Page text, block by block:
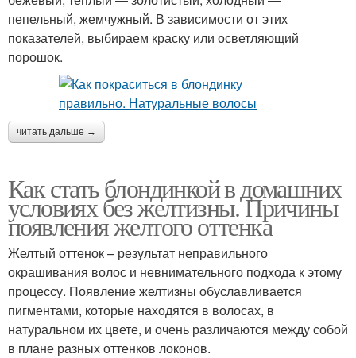
пепельный, жемчужный. В зависимости от этих
показателей, выбираем краску или осветляющий
порошок.
читать дальше →
Как стать блондинкой в домашних
условиях без желтизны. Причины
появления желтого оттенка
Желтый оттенок – результат неправильного
окрашивания волос и невнимательного подхода к этому
процессу. Появление желтизны обуславливается
пигментами, которые находятся в волосах, в
натуральном их цвете, и очень различаются между собой
в плане разных оттенков локонов.